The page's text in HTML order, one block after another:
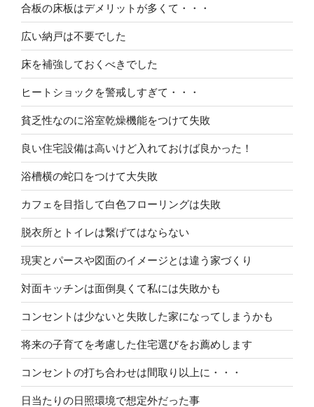
合板の床板はデメリットが多くて・・・
広い納戸は不要でした
床を補強しておくべきでした
ヒートショックを警戒しすぎて・・・
貧乏性なのに浴室乾燥機能をつけて失敗
良い住宅設備は高いけど入れておけば良かった！
浴槽横の蛇口をつけて大失敗
カフェを目指して白色フローリングは失敗
脱衣所とトイレは繋げてはならない
現実とパースや図面のイメージとは違う家づくり
対面キッチンは面倒臭くて私には失敗かも
コンセントは少ないと失敗した家になってしまうかも
将来の子育てを考慮した住宅選びをお薦めします
コンセントの打ち合わせは間取り以上に・・・
日当たりの日照環境で想定外だった事